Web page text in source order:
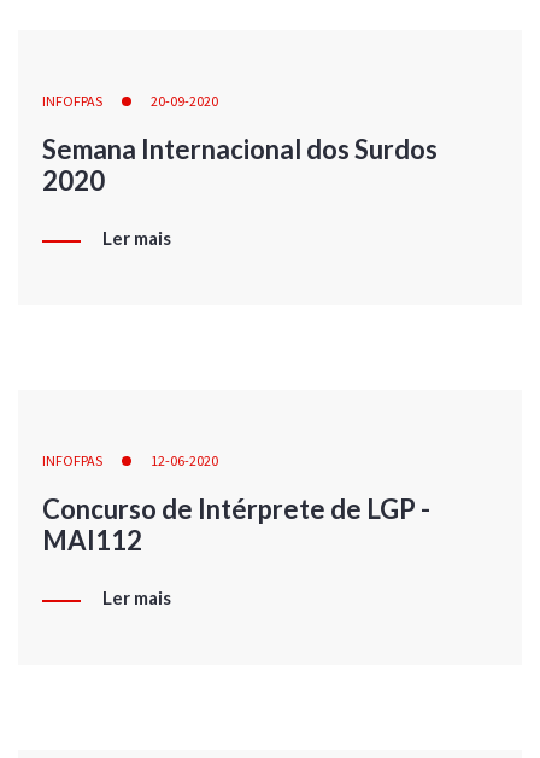
INFOFPAS 20-09-2020
Semana Internacional dos Surdos
2020
Ler mais
INFOFPAS 12-06-2020
Concurso de Intérprete de LGP -
MAI112
Ler mais